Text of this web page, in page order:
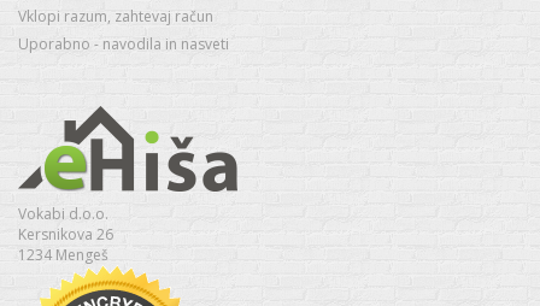
Vklopi razum, zahtevaj račun
Uporabno - navodila in nasveti
Vokabi d.o.o.
Kersnikova 26
1234 Mengeš